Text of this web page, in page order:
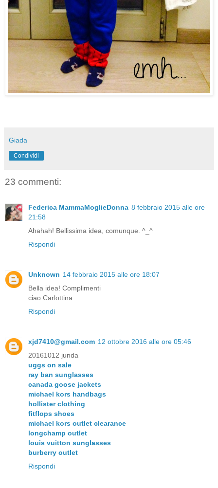
Giada
Condividi
23 commenti:
Federica MammaMoglieDonna 8 febbraio 2015 alle ore
21:58
Ahahah! Bellissima idea, comunque. ^_^
Rispondi
Unknown 14 febbraio 2015 alle ore 18:07
Bella idea! Complimenti
ciao Carlottina
Rispondi
xjd7410@gmail.com 12 ottobre 2016 alle ore 05:46
20161012 junda
uggs on sale
ray ban sunglasses
canada goose jackets
michael kors handbags
hollister clothing
fitflops shoes
michael kors outlet clearance
longchamp outlet
louis vuitton sunglasses
burberry outlet
Rispondi